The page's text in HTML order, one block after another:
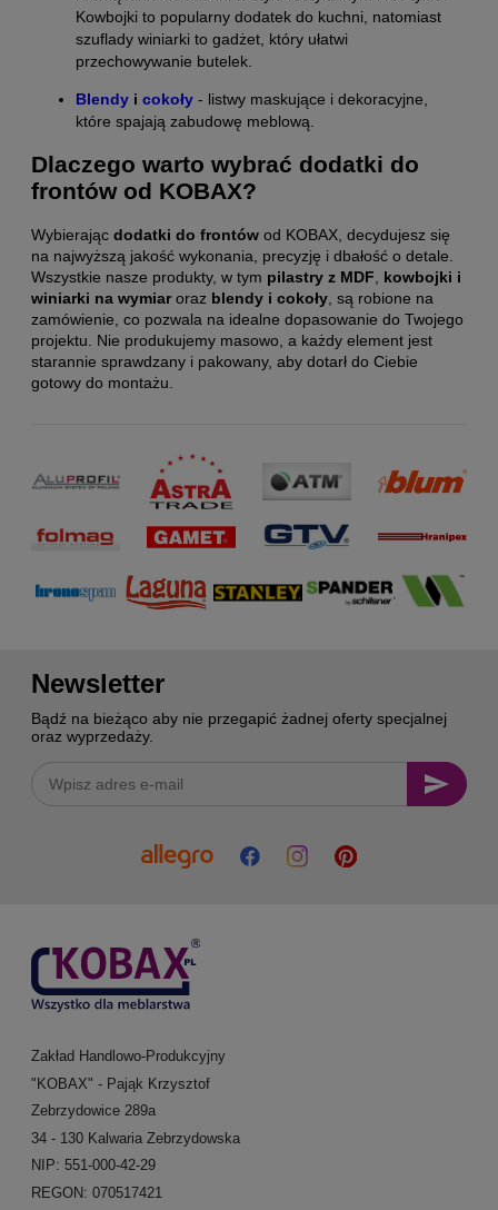
Kowbojki to popularny dodatek do kuchni, natomiast
szuflady winiarki to gadżet, który ułatwi
przechowywanie butelek.
Blendy i cokoły - listwy maskujące i dekoracyjne,
które spajają zabudowę meblową.
Dlaczego warto wybrać dodatki do
frontów od KOBAX?
Wybierając dodatki do frontów od KOBAX, decydujesz się
na najwyższą jakość wykonania, precyzję i dbałość o detale.
Wszystkie nasze produkty, w tym pilastry z MDF
kowbojki i
winiarki na wymiaroraz blendy i cokoły , są robione na
zamówienie, co pozwala na idealne dopasowanie do Twojego
projektu. Nie produkujemy masowo, a każdy element jest
starannie sprawdzany i pakowany, aby dotarł do Ciebie
gotowy do montażu.
Newsletter
Bądź na bieżąco aby nie przegapić żadnej oferty specjalnej
oraz wyprzedaży.
Zakład Handlowo-Produkcyjny
"KOBAX" - Pająk Krzysztof
Zebrzydowice 289a
34 - 130 Kalwaria Zebrzydowska
NIP: 551-000-42-29
REGON: 070517421